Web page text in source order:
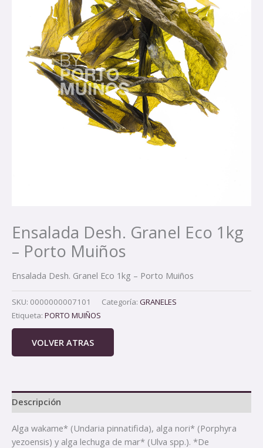
Ensalada Desh. Granel Eco 1kg
– Porto Muiños
Ensalada Desh. Granel Eco 1kg – Porto Muiños
SKU: 0000000007101 Categoría: GRANELES
Etiqueta: PORTO MUIÑOS
VOLVER ATRAS
Descripción
Alga wakame* (Undaria pinnatifida), alga nori* (Porphyra
yezoensis) y alga lechuga de mar* (Ulva spp.). *De